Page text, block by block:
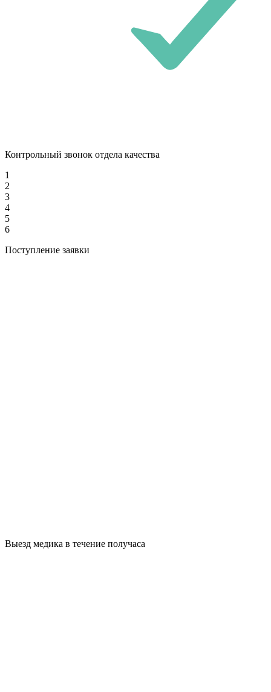
Контрольный звонок отдела качества
1
2
3
4
5
6
Поступление заявки
Выезд медика в течение получаса